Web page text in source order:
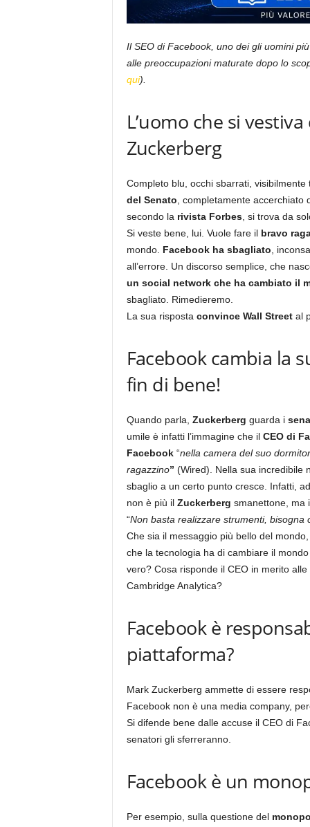
Il SEO di Facebook, uno dei gli uomini
alle preoccupazioni maturate dopo lo
qui).
L’uomo che si
Zuckerberg
Completo blu, occhi sbarrati, visibilmente
del Senato , completamente accerchiato
secondo la rivista Forbes, si trova da
Si veste bene, lui. Vuole fare il bravo
mondo. Facebook ha sbagliato ,
all’errore. Un discorso semplice, che
un social network che ha cambiato il
sbagliato. Rimedieremo.
La sua risposta convince Wall Streetal
Facebook cambia la
fin di bene!
Quando parla, Zuckerberg guarda i
umile è infatti l’immagine che il CEO di
Facebook“nella camera del suo
ragazzino” (Wired). Nella sua incredibile
sbaglio a un certo punto cresce. Infatti,
non è più il Zuckerberg smanettone, ma
“Non basta realizzare strumenti, bisogna
Che sia il messaggio più bello del
che la tecnologia ha di cambiare il
vero? Cosa risponde il CEO in merito
Cambridge Analytica?
Facebook è
piattaforma?
Mark Zuckerberg ammette di essere
Facebook non è una media company,
Si difende bene dalle accuse il CEO di
senatori gli sferreranno.
Facebook è un
Per esempio, sulla questione del